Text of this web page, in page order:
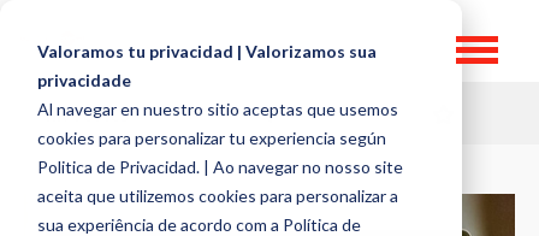
Valoramos tu privacidad | Valorizamos sua
privacidade
Al navegar en nuestro sitio aceptas que usemos
cookies para personalizar tu experiencia según
Politica de Privacidad. | Ao navegar no nosso site
aceita que utilizemos cookies para personalizar a
sua experiência de acordo com a Política de
HR TOPICS